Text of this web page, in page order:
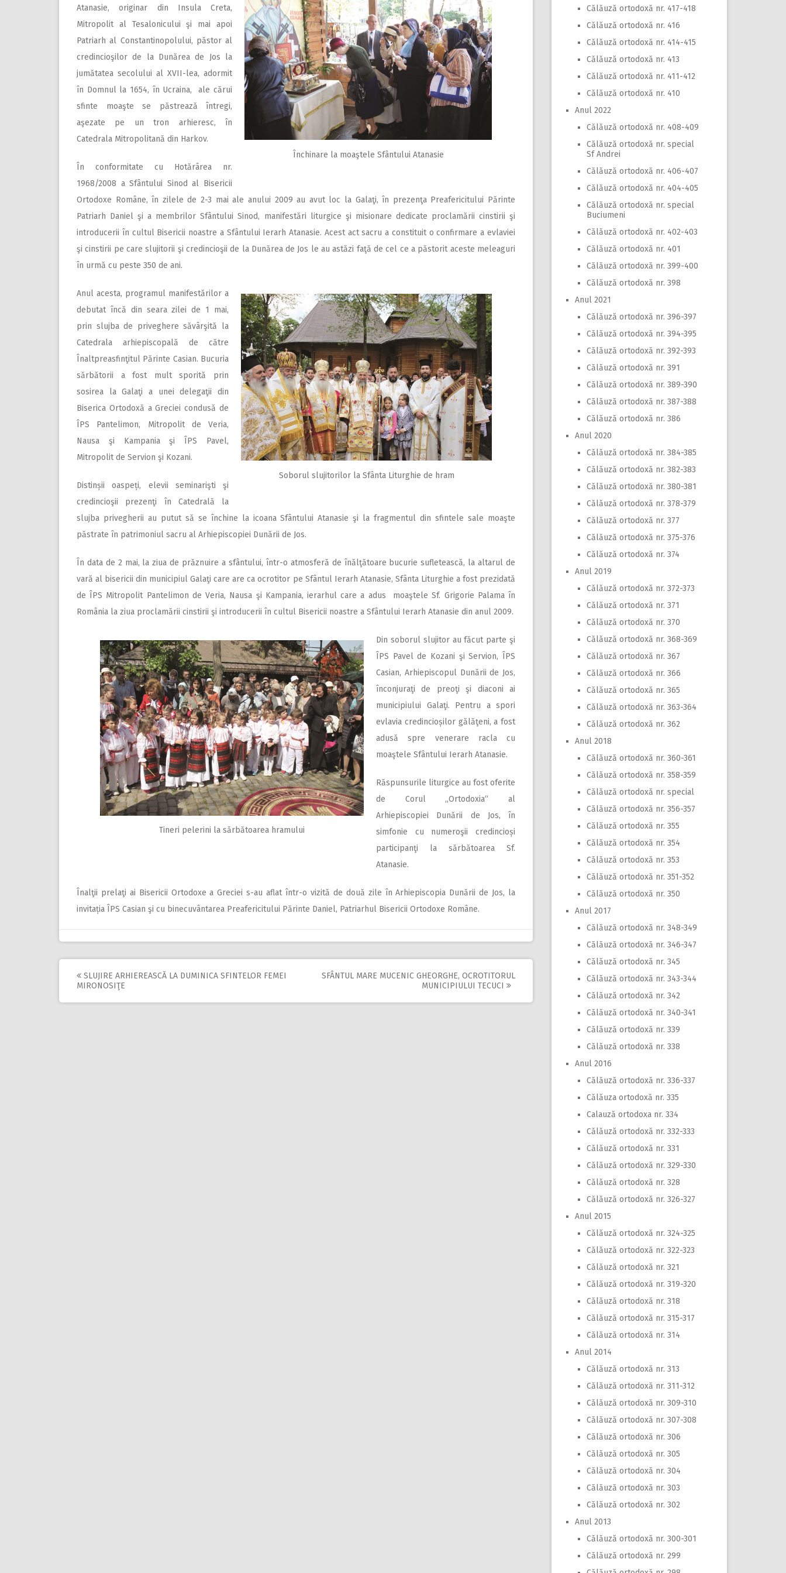
Închinare la moaştele Sfântului Atanasie
Atanasie, originar din Insula Creta,
Mitropolit al Tesalonicului şi mai apoi
Patriarh al Constantinopolului, păstor al
credincioşilor de la Dunărea de Jos la
jumătatea secolului al XVII-lea, adormit
în Domnul la 1654, în Ucraina, ale cărui
sfinte moaşte se păstrează întregi,
aşezate pe un tron arhieresc, în
Catedrala Mitropolitană din Harkov.
În conformitate cu Hotărârea nr.
1968/2008 a Sfântului Sinod al Bisericii
Ortodoxe Române, în zilele de 2-3 mai ale anului 2009 au avut loc la Galaţi, în prezenţa Preafericitului Părinte
Patriarh Daniel şi a membrilor Sfântului Sinod, manifestări liturgice şi misionare dedicate proclamării cinstirii şi
introducerii în cultul Bisericii noastre a Sfântului Ierarh Atanasie. Acest act sacru a constituit o confirmare a evlaviei
şi cinstirii pe care slujitorii şi credincioşii de la Dunărea de Jos le au astăzi faţă de cel ce a păstorit aceste meleaguri
în urmă cu peste 350 de ani.
Soborul slujitorilor la Sfânta Liturghie de hram
Anul acesta, programul manifestărilor a
debutat încă din seara zilei de 1 mai,
prin slujba de priveghere săvârşită la
Catedrala arhiepiscopală de către
Înaltpreasfinţitul Părinte Casian. Bucuria
sărbătorii a fost mult sporită prin
sosirea la Galaţi a unei delegaţii din
Biserica Ortodoxă a Greciei condusă de
ÎPS Pantelimon, Mitropolit de Veria,
Nausa şi Kampania şi ÎPS Pavel,
Mitropolit de Servion şi Kozani.
Distinșii oaspeți, elevii seminarişti şi
credincioşii prezenţi în Catedrală la
slujba privegherii au putut să se închine la icoana Sfântului Atanasie şi la fragmentul din sfintele sale moaşte
păstrate în patrimoniul sacru al Arhiepiscopiei Dunării de Jos.
În data de 2 mai, la ziua de prăznuire a sfântului, într-o atmosferă de înălţătoare bucurie sufletească, la altarul de
vară al bisericii din municipiul Galaţi care are ca ocrotitor pe Sfântul Ierarh Atanasie, Sfânta Liturghie a fost prezidată
de ÎPS Mitropolit Pantelimon de Veria, Nausa şi Kampania, ierarhul care a adus moaştele Sf. Grigorie Palama în
România la ziua proclamării cinstirii şi introducerii în cultul Bisericii noastre a Sfântului Ierarh Atanasie din anul 2009.
Tineri pelerini la sărbătoarea hramului
Din soborul slujitor au făcut parte şi
ÎPS Pavel de Kozani şi Servion, ÎPS
Casian, Arhiepiscopul Dunării de Jos,
înconjuraţi de preoţi şi diaconi ai
municipiului Galaţi. Pentru a spori
evlavia credincioșilor gălăţeni, a fost
adusă spre venerare racla cu
moaştele Sfântului Ierarh Atanasie.
Răspunsurile liturgice au fost oferite
de Corul „Ortodoxia“ al
Arhiepiscopiei Dunării de Jos, în
simfonie cu numeroşii credincioși
participanţi la sărbătoarea Sf.
Atanasie.
Înalţii prelaţi ai Bisericii Ortodoxe a Greciei s-au aflat într-o vizită de două zile în Arhiepiscopia Dunării de Jos, la
invitația ÎPS Casian şi cu binecuvântarea Preafericitului Părinte Daniel, Patriarhul Bisericii Ortodoxe Române.
Post
navigation
SLUJIRE ARHIEREASCĂ LA DUMINICA SFINTELOR FEMEI
MIRONOSIŢE
SFÂNTUL MARE MUCENIC GHEORGHE, OCROTITORUL
MUNICIPIULUI TECUCI
Călăuză ortodoxă nr. 417-418
Călăuză ortodoxă nr. 416
Călăuză ortodoxă nr. 414-415
Călăuză ortodoxă nr. 413
Călăuză ortodoxă nr. 411-412
Călăuză ortodoxă nr. 410
Anul 2022
Călăuză ortodoxă nr. 408-409
Călăuză ortodoxă nr. special
Sf Andrei
Călăuză ortodoxă nr. 406-407
Călăuză ortodoxă nr. 404-405
Călăuză ortodoxă nr. special
Buciumeni
Călăuză ortodoxă nr. 402-403
Călăuză ortodoxă nr. 401
Călăuză ortodoxă nr. 399-400
Călăuză ortodoxă nr. 398
Anul 2021
Călăuză ortodoxă nr. 396-397
Călăuză ortodoxă nr. 394-395
Călăuză ortodoxă nr. 392-393
Călăuză ortodoxă nr. 391
Călăuză ortodoxă nr. 389-390
Călăuză ortodoxă nr. 387-388
Călăuză ortodoxă nr. 386
Anul 2020
Călăuză ortodoxă nr. 384-385
Călăuză ortodoxă nr. 382-383
Călăuză ortodoxă nr. 380-381
Călăuză ortodoxă nr. 378-379
Călăuză ortodoxă nr. 377
Călăuză ortodoxă nr. 375-376
Călăuză ortodoxă nr. 374
Anul 2019
Călăuză ortodoxă nr. 372-373
Călăuză ortodoxă nr. 371
Călăuză ortodoxă nr. 370
Călăuză ortodoxă nr. 368-369
Călăuză ortodoxă nr. 367
Călăuză ortodoxă nr. 366
Călăuză ortodoxă nr. 365
Călăuză ortodoxă nr. 363-364
Călăuză ortodoxă nr. 362
Anul 2018
Călăuză ortodoxă nr. 360-361
Călăuză ortodoxă nr. 358-359
Călăuză ortodoxă nr. special
Călăuză ortodoxă nr. 356-357
Călăuză ortodoxă nr. 355
Călăuză ortodoxă nr. 354
Călăuză ortodoxă nr. 353
Călăuză ortodoxă nr. 351-352
Călăuză ortodoxă nr. 350
Anul 2017
Călăuză ortodoxă nr. 348-349
Călăuză ortodoxă nr. 346-347
Călăuză ortodoxă nr. 345
Călăuză ortodoxă nr. 343-344
Călăuză ortodoxă nr. 342
Călăuză ortodoxă nr. 340-341
Călăuză ortodoxă nr. 339
Călăuză ortodoxă nr. 338
Anul 2016
Călăuză ortodoxă nr. 336-337
Călăuza ortodoxă nr. 335
Calauză ortodoxa nr. 334
Călăuză ortodoxă nr. 332-333
Călăuză ortodoxă nr. 331
Călăuză ortodoxă nr. 329-330
Călăuză ortodoxă nr. 328
Călăuză ortodoxă nr. 326-327
Anul 2015
Călăuză ortodoxă nr. 324-325
Călăuză ortodoxă nr. 322-323
Călăuză ortodoxă nr. 321
Călăuză ortodoxă nr. 319-320
Călăuză ortodoxă nr. 318
Călăuză ortodoxă nr. 315-317
Călăuză ortodoxă nr. 314
Anul 2014
Călăuză ortodoxă nr. 313
Călăuză ortodoxă nr. 311-312
Călăuză ortodoxă nr. 309-310
Călăuză ortodoxă nr. 307-308
Călăuză ortodoxă nr. 306
Călăuză ortodoxă nr. 305
Călăuză ortodoxă nr. 304
Călăuză ortodoxă nr. 303
Călăuză ortodoxă nr. 302
Anul 2013
Călăuză ortodoxă nr. 300-301
Călăuză ortodoxă nr. 299